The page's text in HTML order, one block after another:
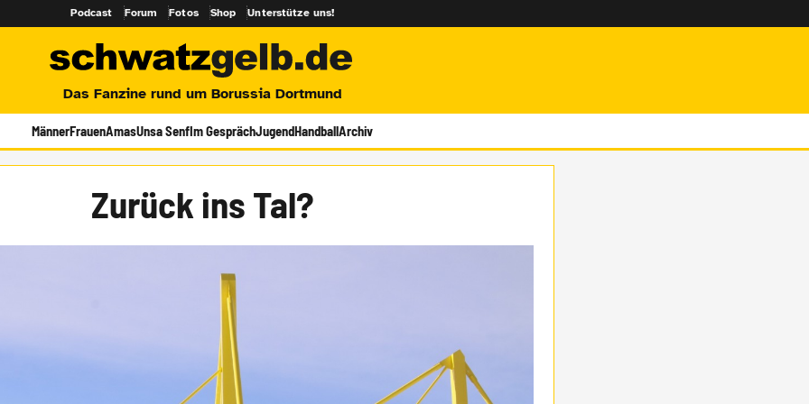
Podcast Forum Fotos Shop Unterstütze uns!
Das Fanzine rund um Borussia Dortmund
MännerFrauenAmasUnsa SenfIm GesprächJugendHandballArchiv
Zurück ins Tal?